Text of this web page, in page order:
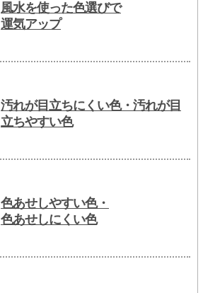
風水を使った色選びで
運気アップ
汚れが目立ちにくい色・汚れが目
立ちやすい色
色あせしやすい色・
色あせしにくい色